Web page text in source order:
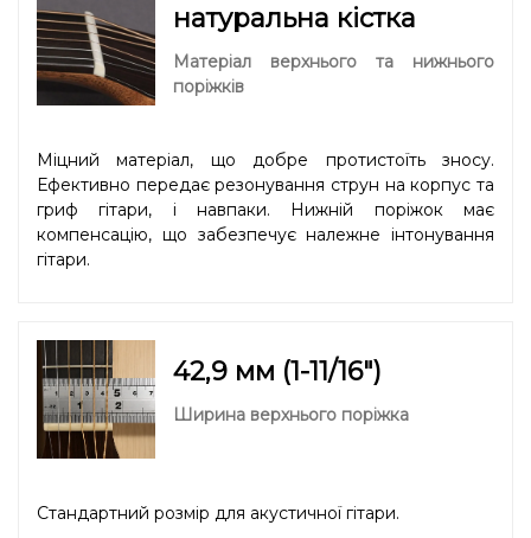
натуральна кістка
Матеріал верхнього та нижнього
поріжків
Міцний матеріал, що добре протистоїть зносу.
Ефективно передає резонування струн на корпус та
гриф гітари, і навпаки. Нижній поріжок має
компенсацію, що забезпечує належне інтонування
гітари.
42,9 мм (1-11/16″)
Ширина верхнього поріжка
Стандартний розмір для акустичної гітари.